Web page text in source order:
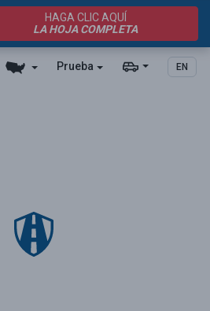
Prueba EN
HAGA CLIC AQUÍ
LA HOJA COMPLETA